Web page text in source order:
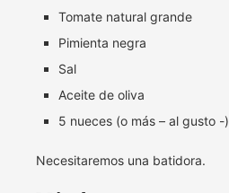
Tomate natural grande
Pimienta negra
Sal
Aceite de oliva
5 nueces (o más – al gusto -)
Necesitaremos una batidora.